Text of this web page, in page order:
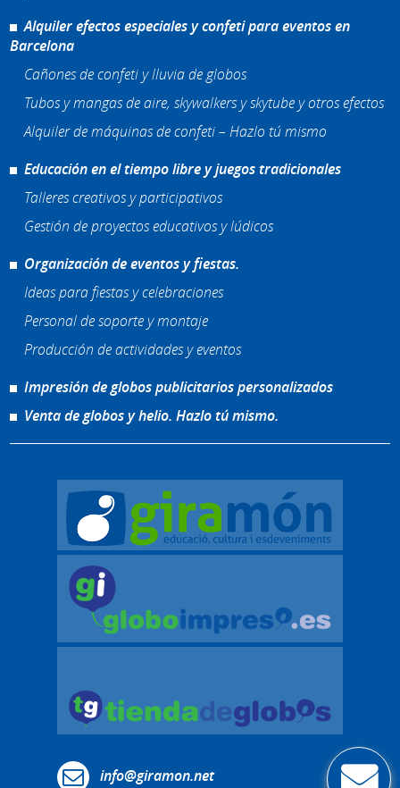
Alquiler efectos especiales y confeti para eventos en
Barcelona
Cañones de confeti y lluvia de globos
Tubos y mangas de aire, skywalkers y skytube y otros efectos
Alquiler de máquinas de confeti – Hazlo tú mismo
Educación en el tiempo libre y juegos tradicionales
Talleres creativos y participativos
Gestión de proyectos educativos y lúdicos
Organización de eventos y fiestas.
Ideas para fiestas y celebraciones
Personal de soporte y montaje
Producción de actividades y eventos
Impresión de globos publicitarios personalizados
Venta de globos y helio. Hazlo tú mismo.
info@giramon.net